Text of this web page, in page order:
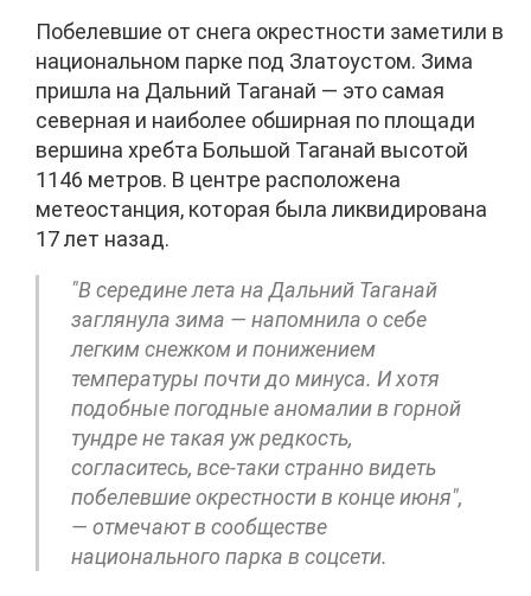
Побелевшие от снега окрестности заметили в
национальном парке под Златоустом. Зима
пришла на Дальний Таганай — это самая
северная и наиболее обширная по площади
вершина хребта Большой Таганай высотой
1146 метров. В центре расположена
метеостанция, которая была ликвидирована
17 лет назад.
"В середине лета на Дальний Таганай
заглянула зима — напомнила о себе
легким снежком и понижением
температуры почти до минуса. И хотя
подобные погодные аномалии в горной
тундре не такая уж редкость,
согласитесь, все-таки странно видеть
побелевшие окрестности в конце июня",
— отмечают в сообществе
национального парка в соцсети.